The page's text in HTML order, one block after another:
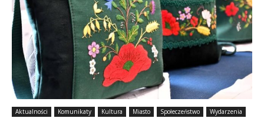
Aktualności Komunikaty Kultura Miasto Społeczeństwo Wydarzenia